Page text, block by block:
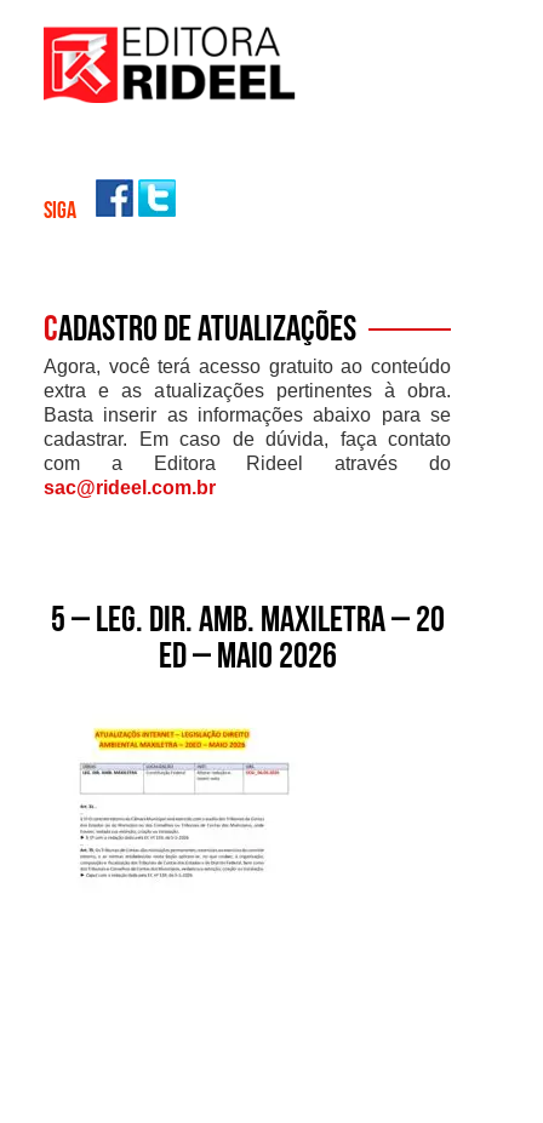
SIGA
Cadastro de atualizações
Agora, você terá acesso gratuito ao conteúdo
extra e as atualizações pertinentes à obra.
Basta inserir as informações abaixo para se
cadastrar. Em caso de dúvida, faça contato
com a Editora Rideel através do
sac@rideel.com.br
5 – Leg. Dir. Amb. Maxiletra – 20
ed – maio 2026